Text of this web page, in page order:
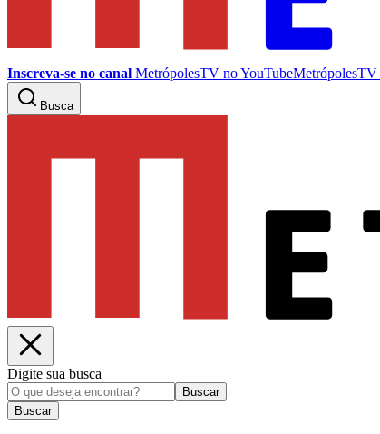
Inscreva-se no canal MetrópolesTV noYouTubeMetrópolesTV
Busca
Digite sua busca
Buscar
Buscar